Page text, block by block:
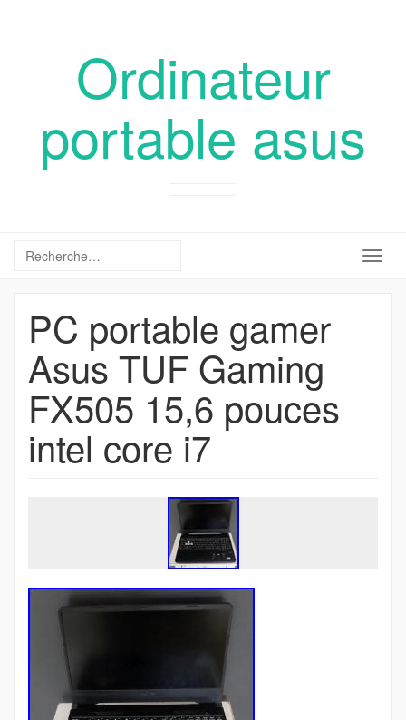
Ordinateur
portable asus
PC portable gamer
Asus TUF Gaming
FX505 15,6 pouces
intel core i7